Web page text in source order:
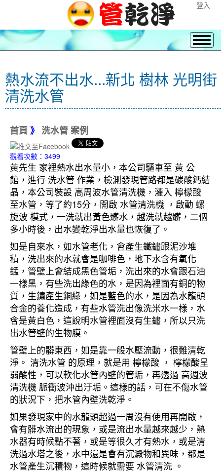
登入
熱水流不出水...新北 樹林 光明街
清洗水管
首頁 》 洗水管 案例
觀看次數：3499
黃先生 家裡熱水出水量小，本公司驅車至 黃 公
館，進行 洗水管 作業，檢測發現管路都是碳酸鈣結
晶，本公司裝設 高周波水管清洗機，灌入 檸檬酸
至水管，等了約15分，開啟 水管清洗機 ，啟動 螺
旋波 模式，一洗就出黃色髒水，越洗就越髒，二個
多小時後，出水變乾淨出水量也恢復了。
如是自來水，如水管老化，會產生鐵鏽跟泥沙堆
積，洗出來的水就會是咖啡色，地下水含有氧化
錳，管壁上會結成黑色管垢，洗出來的水會跟石油
一樣黑，有些洗出綠色的水，是因為裡面有銅的物
質，生鏽產生銅綠，如是藍色的水，是因為水龍頭
合金的養化造成，有些水管洗出像洗米水一樣，水
會是黃白色，這說明水管裡面沒有生鏽，所以只洗
出水管壁的生物膜。
管壁上的髒東西，如是靠一般水壓流動，很難清乾
淨。 清洗水管 的原理，就是用 檸檬酸 ， 檸檬酸呈
弱酸性，可以軟化水管內壁的管垢，再透過 高週波
清洗機 脈衝波沖出汙垢。這樣的話，可在不傷水管
的狀況下，把水管內壁洗乾淨。
如果發現家中的水龍頭超過一周沒有使用再開啟，
會有髒水流出的現象，或是流出水量越來越少，熱
水器有時候點不著，或是等很久才有熱水，或是清
洗過水塔之後，水中還是會有沉澱物和異味，都是
水管產生沉積物，這時候就需要 水管清洗 。